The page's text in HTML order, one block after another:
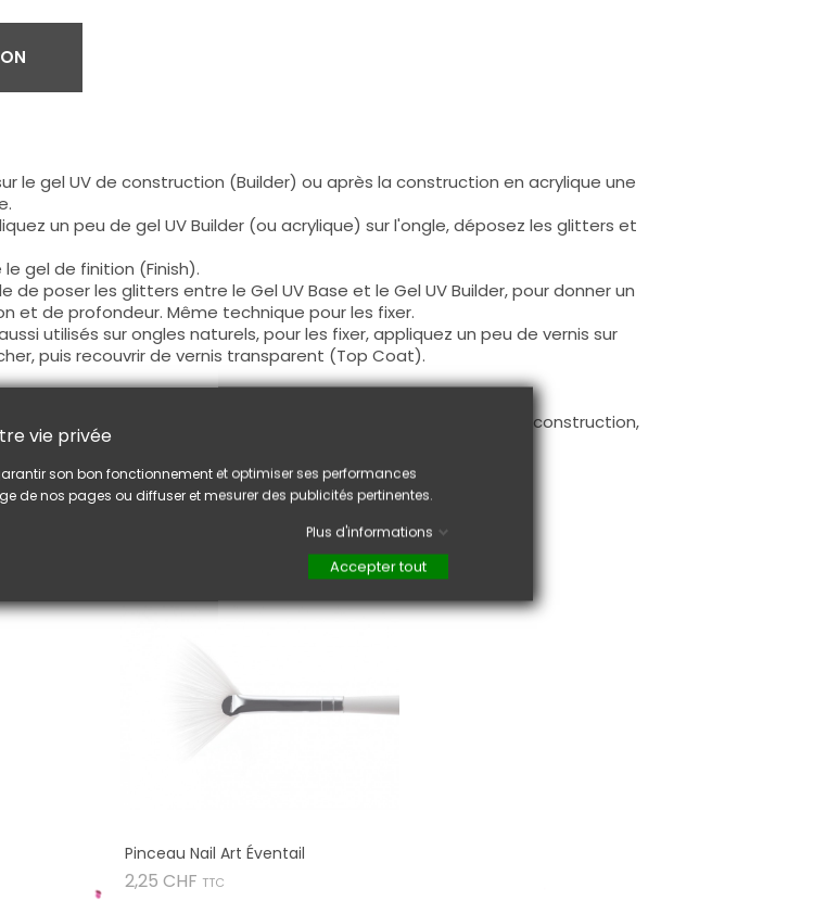
le gel UV de construction (Builder) ou après la construction en acrylique une
un peu de gel UV Builder (ou acrylique) sur l'ongle, déposez les glitters et
gel de finition (Finish).
de poser les glitters entre le Gel UV Base et le Gel UV Builder, pour donner un
et de profondeur. Même technique pour les fixer.
utilisés sur ongles naturels, pour les fixer, appliquez un peu de vernis sur
puis recouvrir de vernis transparent (Top Coat).
la technique avant le Gel UV Finish, une fois les glitters fixés sur la construction,
ongles. Ceci vous garantira une finition lisse et sans défaut.
Pinceau Nail Art Éventail
2,25 CHF Prix
TTC
vie privée
son bon fonctionnement et optimiser ses performances
de nos pages ou diffuser et mesurer des publicités pertinentes.
Plus d'informations
Accepter tout